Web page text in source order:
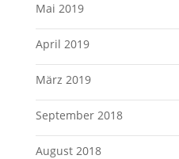
Mai 2019
April 2019
März 2019
September 2018
August 2018